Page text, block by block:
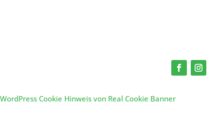
WordPress Cookie Hinweis von Real Cookie Banner